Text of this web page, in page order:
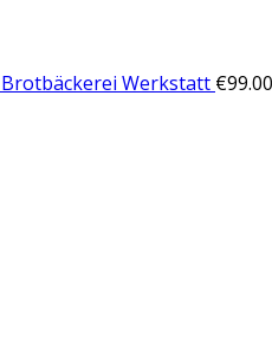
Brotbäckerei Werkstatt €99.00